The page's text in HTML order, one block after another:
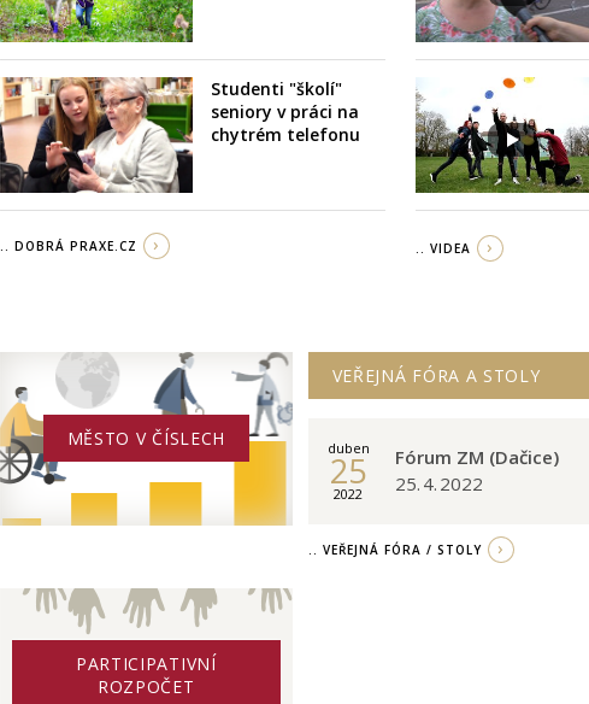
Studenti "školí"
seniory v práci na
chytrém telefonu
.. DOBRÁ PRAXE.CZ .. VIDEA
MĚSTO V ČÍSLECH
VEŘEJNÁ FÓRA A STOLY
duben
25
2022
Fórum ZM (Dačice)
25. 4. 2022
.. VEŘEJNÁ FÓRA / STOLY
PARTICIPATIVNÍ
ROZPOČET